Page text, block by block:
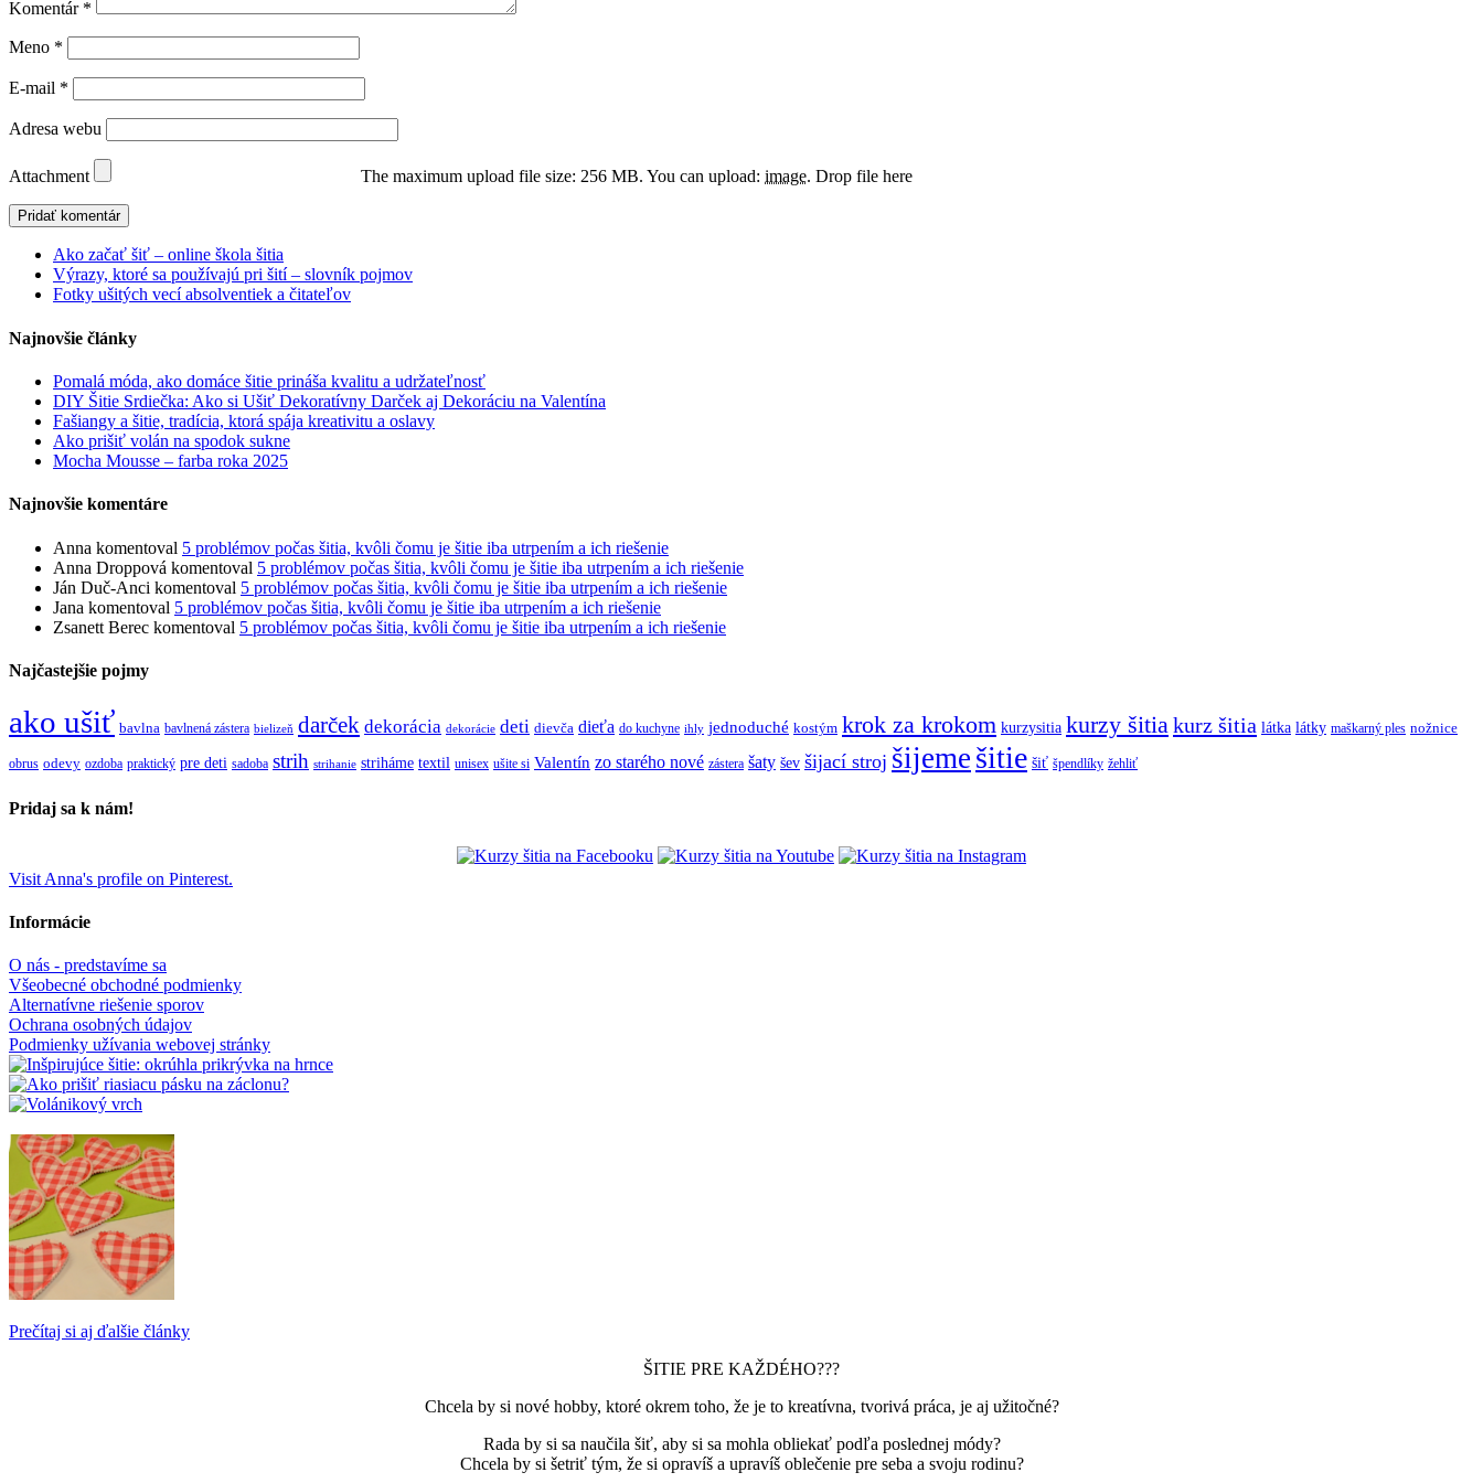
Komentár *
Meno *
E-mail *
Adresa webu
Attachment The maximum upload file size: 256 MB. You can upload: image. Drop file here
Ako začať šiť – online škola šitia
Výrazy, ktoré sa používajú pri šití – slovník pojmov
Fotky ušitých vecí absolventiek a čitateľov
Najnovšie články
Pomalá móda, ako domáce šitie prináša kvalitu a udržateľnosť
DIY Šitie Srdiečka: Ako si Ušiť Dekoratívny Darček aj Dekoráciu na Valentína
Fašiangy a šitie, tradícia, ktorá spája kreativitu a oslavy
Ako prišiť volán na spodok sukne
Mocha Mousse – farba roka 2025
Najnovšie komentáre
Anna komentoval 5 problémov počas šitia, kvôli čomu je šitie iba utrpením a ich riešenie
Anna Droppová komentoval 5 problémov počas šitia, kvôli čomu je šitie iba utrpením a ich riešenie
Ján Duč-Anci komentoval 5 problémov počas šitia, kvôli čomu je šitie iba utrpením a ich riešenie
Jana komentoval 5 problémov počas šitia, kvôli čomu je šitie iba utrpením a ich riešenie
Zsanett Berec komentoval 5 problémov počas šitia, kvôli čomu je šitie iba utrpením a ich riešenie
Najčastejšie pojmy
ako ušiť bavlna bavlnená zástera bielizeň darček dekorácia dekorácie deti dievča dieťa do kuchyne ihly jednoduché kostým krok za krokom kurzysitia kurzy šitiakurz šitia látka látky maškarný ples nožnice
obrus odevy ozdoba praktický pre deti sadoba strih strihanie striháme textil unisex ušite si Valentín zo starého nové zástera šaty šev šijací stroj šijeme šitie šiť špendlíky žehliť
Pridaj sa k nám!
Visit Anna's profile on Pinterest.
Informácie
O nás - predstavíme sa
Všeobecné obchodné podmienky
Alternatívne riešenie sporov
Ochrana osobných údajov
Podmienky užívania webovej stránky
Prečítaj si aj ďalšie články
ŠITIE PRE KAŽDÉHO???
Chcela by si nové hobby, ktoré okrem toho, že je to kreatívna, tvorivá práca, je aj užitočné?
Rada by si sa naučila šiť, aby si sa mohla obliekať podľa poslednej módy?
Chcela by si šetriť tým, že si opravíš a upravíš oblečenie pre seba a svoju rodinu?